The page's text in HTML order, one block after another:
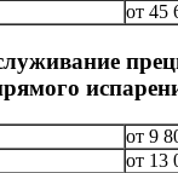
от 45
от 9
от 13